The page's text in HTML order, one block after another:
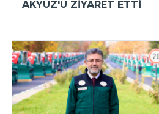
AKYÜZ'Ü ZIYARET ETTI